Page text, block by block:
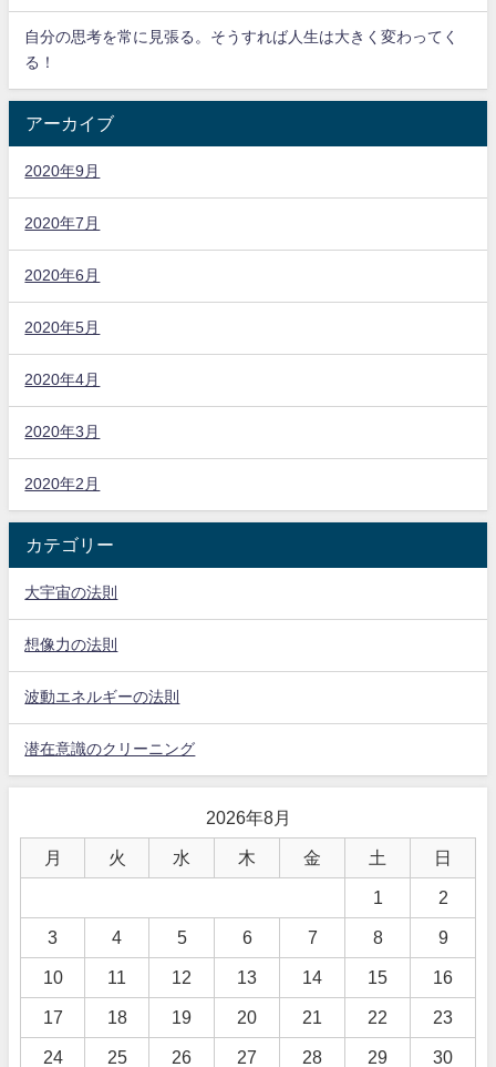
自分の思考を常に見張る。そうすれば人生は大きく変わってく
る！
アーカイブ
2020年9月
2020年7月
2020年6月
2020年5月
2020年4月
2020年3月
2020年2月
カテゴリー
大宇宙の法則
想像力の法則
波動エネルギーの法則
潜在意識のクリーニング
2026年8月
月 火 水 木 金 土 日
1 2
3 4 5 6 7 8 9
10 11 12 13 14 15 16
17 18 19 20 21 22 23
24 25 26 27 28 29 30